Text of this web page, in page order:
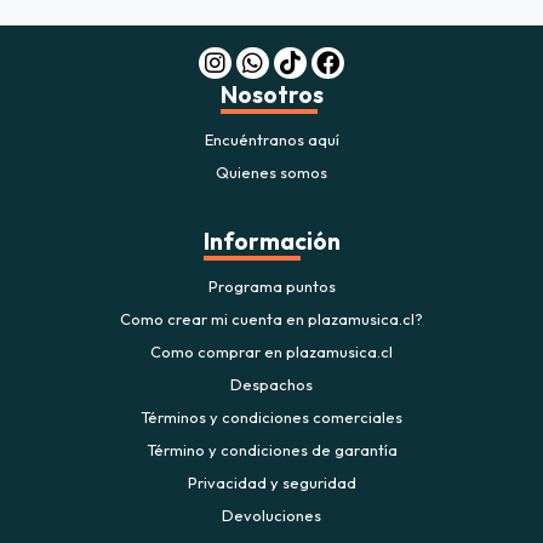
Nosotros
Encuéntranos aquí
Quienes somos
Información
Programa puntos
Como crear mi cuenta en plazamusica.cl?
Como comprar en plazamusica.cl
Despachos
Términos y condiciones comerciales
Término y condiciones de garantía
Privacidad y seguridad
Devoluciones